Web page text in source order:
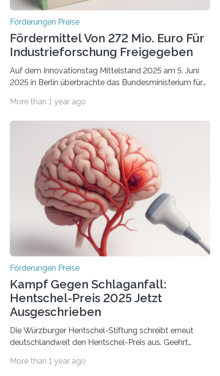
Förderungen Preise
Fördermittel Von 272 Mio. Euro Für
Industrieforschung Freigegeben
Auf dem Innovationstag Mittelstand 2025 am 5. Juni
2025 in Berlin überbrachte das Bundesministerium für
Überplanmäßige Verpflichtungsermächtigungen in
Woche vom Haushaltsausschuss freigegeben – unter
anderem zur Unterstützung der
Industrieforschungsprogramme Industrielle
Gemeinschaftsforschung (IGF), Zentrales
Innovationsprogramm Mittelstand (ZIM) und
Innovationskompetenz INNO-KOM. Auf dem
Innovationstag Mittelstand 2025 am 5. Juni 2025 in
Berlin überbrachte das Bundesministerium für
Wirtschaft und Energie eine gute Nachricht:
Überplanmäßige Verpflichtungsermächtigungen in
More than 1 year ago
Förderungen Preise
Kampf Gegen Schlaganfall:
Hentschel-Preis 2025 Jetzt
Ausgeschrieben
Die Würzburger Hentschel-Stiftung schreibt erneut
deutschlandweit den Hentschel-Preis aus. Geehrt
hochrangige wissenschaftliche Publikation zum Thema
More than 1 year ago